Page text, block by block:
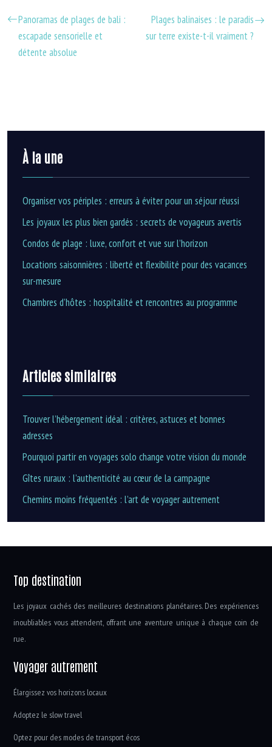
Panoramas de plages de bali :
escapade sensorielle et
détente absolue
Plages balinaises : le paradis
sur terre existe-t-il vraiment ?
À la une
Organiser vos périples : erreurs à éviter pour un séjour réussi
Les joyaux les plus bien gardés : secrets de voyageurs avertis
Condos de plage : luxe, confort et vue sur l’horizon
Locations saisonnières : liberté et flexibilité pour des vacances
sur-mesure
Chambres d’hôtes : hospitalité et rencontres au programme
Articles similaires
Trouver l’hébergement idéal : critères, astuces et bonnes
adresses
Pourquoi partir en voyages solo change votre vision du monde
Gîtes ruraux : l’authenticité au cœur de la campagne
Chemins moins fréquentés : l’art de voyager autrement
Top destination
Les joyaux cachés des meilleures destinations planétaires. Des expériences
inoubliables vous attendent, offrant une aventure unique à chaque coin de
rue.
Voyager autrement
Élargissez vos horizons locaux
Adoptez le slow travel
Optez pour des modes de transport écos